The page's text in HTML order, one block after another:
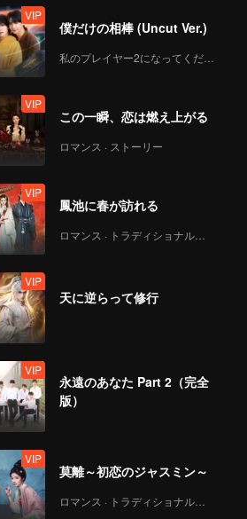
VIP
僕だけの相棒 (Uncut Ver.)
私のプレイヤー2になってください
VIP
この一瞬、恋は燃え上がる
ロマンス · ストーリー
VIP
鳳池に春が訪れる
ロマンス · トラディショナル・コスチューム
VIP
天に逆らって修行
VIP
永遠のあなた Part 2（完全
版）
VIP
莫離～初恋のジャスミン～
ロマンス · トラディショナル・コスチューム